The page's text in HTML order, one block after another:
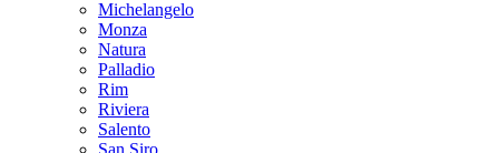
Michelangelo
Monza
Natura
Palladio
Rim
Riviera
Salento
San Siro